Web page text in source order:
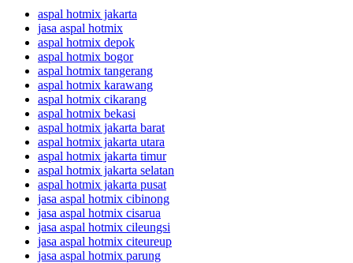
aspal hotmix jakarta
jasa aspal hotmix
aspal hotmix depok
aspal hotmix bogor
aspal hotmix tangerang
aspal hotmix karawang
aspal hotmix cikarang
aspal hotmix bekasi
aspal hotmix jakarta barat
aspal hotmix jakarta utara
aspal hotmix jakarta timur
aspal hotmix jakarta selatan
aspal hotmix jakarta pusat
jasa aspal hotmix cibinong
jasa aspal hotmix cisarua
jasa aspal hotmix cileungsi
jasa aspal hotmix citeureup
jasa aspal hotmix parung